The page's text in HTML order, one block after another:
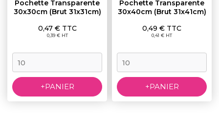
Pochette Transparente
30x30cm (brut 31x31cm)
0,47 € TTC
0,39 € HT
+PANIER
Pochette Transparente
30x40cm (brut 31x41cm)
0,49 € TTC
0,41 € HT
+PANIER